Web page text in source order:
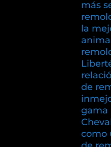
más
la
de
gama
como